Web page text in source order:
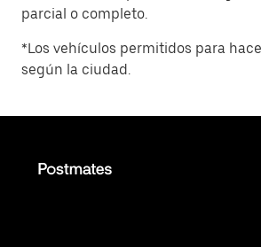
parcial o completo.
*Los vehículos permitidos para
según la ciudad.